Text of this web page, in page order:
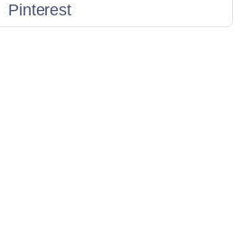
Pinterest